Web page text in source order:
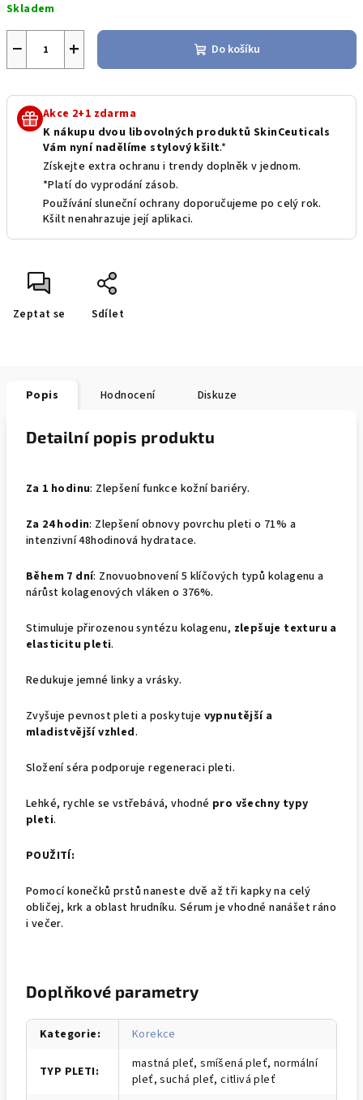
cena:
Skladem
+
− Do košíku
Akce 2+1 zdarma
K nákupu dvou libovolných produktů SkinCeuticals
Vám nyní nadělíme stylový kšilt.*
Získejte extra ochranu i trendy doplněk v jednom.
*Platí do vyprodání zásob.
Používání sluneční ochrany doporučujeme po celý rok.
Kšilt nenahrazuje její aplikaci.
Zeptat se Sdílet
Popis Hodnocení Diskuze
Detailní popis produktu
Za 1 hodinu: Zlepšení funkce kožní bariéry.
Za 24 hodin: Zlepšení obnovy povrchu pleti o 71% a
intenzivní 48hodinová hydratace.
Během 7 dní: Znovuobnovení 5 klíčových typů kolagenu a
nárůst kolagenových vláken o 376%.
Stimuluje přirozenou syntézu kolagenu, zlepšuje texturu a
elasticitu pleti.
Redukuje jemné linky a vrásky.
Zvyšuje pevnost pleti a poskytuje vypnutější a
mladistvější vzhled.
Složení séra podporuje regeneraci pleti.
Lehké, rychle se vstřebává, vhodné pro všechny typy
pleti.
POUŽITÍ:
Pomocí konečků prstů naneste dvě až tři kapky na celý
obličej, krk a oblast hrudníku. Sérum je vhodné nanášet ráno
i večer.
Doplňkové parametry
Kategorie: Korekce
TYP PLETI:
mastná pleť, smíšená pleť, normální
pleť, suchá pleť, citlivá pleť